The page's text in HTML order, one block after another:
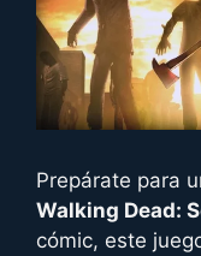
Prepárate para
Walking Dead:
cómic, este